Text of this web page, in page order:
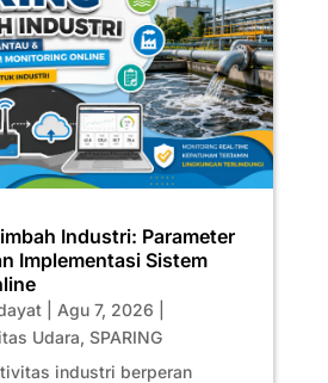
Industri: Parameter
Implementasi Sistem
| Agu 7, 2026
Udara, SPARING
industri berperan